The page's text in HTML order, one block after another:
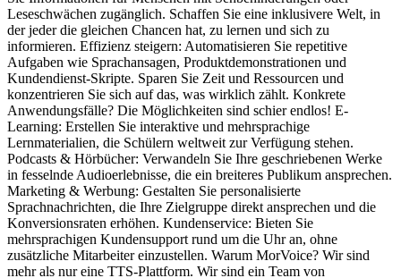
Leseschwächen zugänglich. Schaffen Sie eine inklusivere Welt, in
der jeder die gleichen Chancen hat, zu lernen und sich zu
informieren. Effizienz steigern: Automatisieren Sie repetitive
Aufgaben wie Sprachansagen, Produktdemonstrationen und
Kundendienst-Skripte. Sparen Sie Zeit und Ressourcen und
konzentrieren Sie sich auf das, was wirklich zählt. Konkrete
Anwendungsfälle? Die Möglichkeiten sind schier endlos! E-
Learning: Erstellen Sie interaktive und mehrsprachige
Lernmaterialien, die Schülern weltweit zur Verfügung stehen.
Podcasts & Hörbücher: Verwandeln Sie Ihre geschriebenen Werke
in fesselnde Audioerlebnisse, die ein breiteres Publikum ansprechen.
Marketing & Werbung: Gestalten Sie personalisierte
Sprachnachrichten, die Ihre Zielgruppe direkt ansprechen und die
Konversionsraten erhöhen. Kundenservice: Bieten Sie
mehrsprachigen Kundensupport rund um die Uhr an, ohne
zusätzliche Mitarbeiter einzustellen. Warum MorVoice? Wir sind
mehr als nur eine TTS-Plattform. Wir sind ein Team von